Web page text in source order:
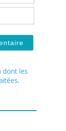
E-
dont les
.